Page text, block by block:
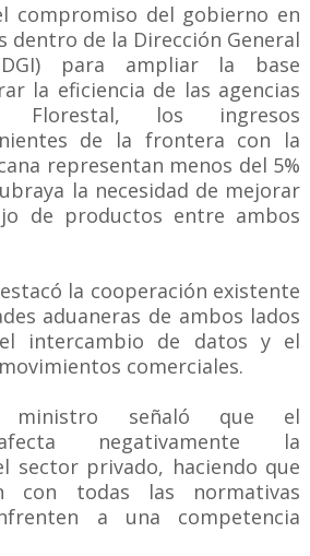
compromiso del gobierno en
dentro de la Dirección General
para ampliar la base
la eficiencia de las agencias
Florestal, los ingresos
de la frontera con la
representan menos del 5%
la necesidad de mejorar
de productos entre ambos
la cooperación existente
aduaneras de ambos lados
intercambio de datos y el
comerciales.
ministro señaló que el
negativamente la
sector privado, haciendo que
con todas las normativas
a una competencia